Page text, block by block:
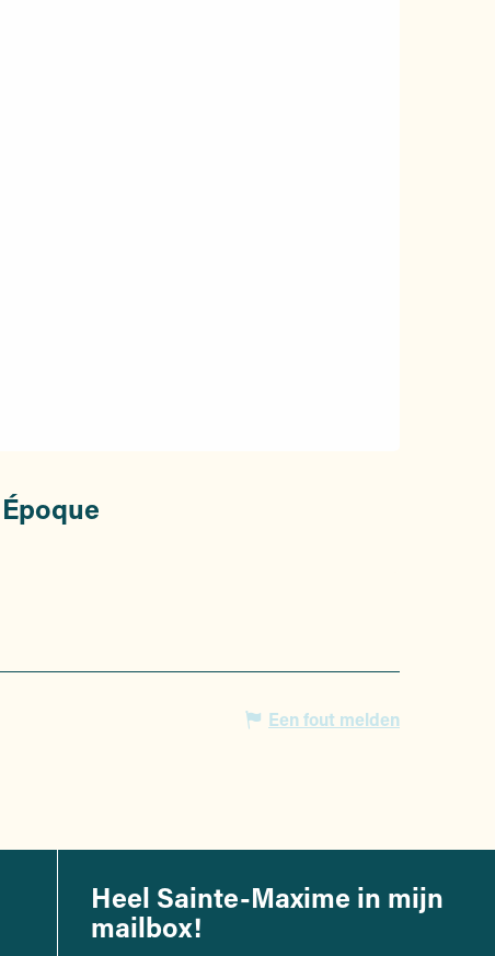
Een fout melden
Heel Sainte-Maxime in mijn
mailbox!